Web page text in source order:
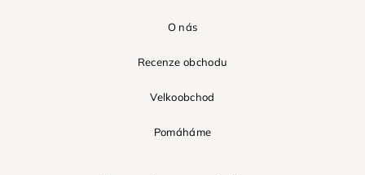
O nás
Recenze obchodu
Velkoobchod
Pomáháme